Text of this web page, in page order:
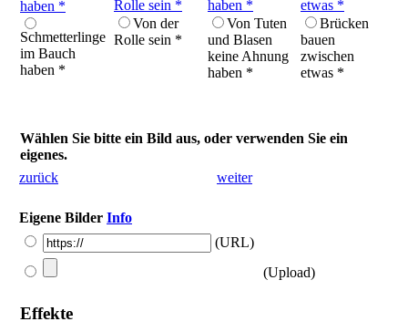
Schmetterlinge
im Bauch
haben *
Von der
Rolle sein *
Von Tuten
und Blasen
keine Ahnung
haben *
Brücken
bauen
zwischen
etwas *
Wählen Sie bitte ein Bild aus, oder verwenden Sie ein
eigenes.
zurück
weiter
Eigene Bilder Info
(URL)
(Upload)
Effekte